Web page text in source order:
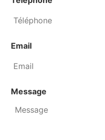
Email
Message